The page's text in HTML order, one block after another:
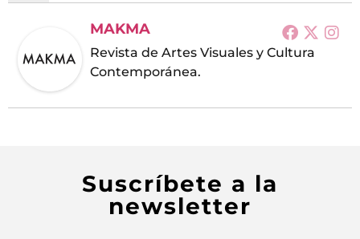
MAKMA
Revista de Artes Visuales y Cultura
Contemporánea.
Suscríbete a la
newsletter